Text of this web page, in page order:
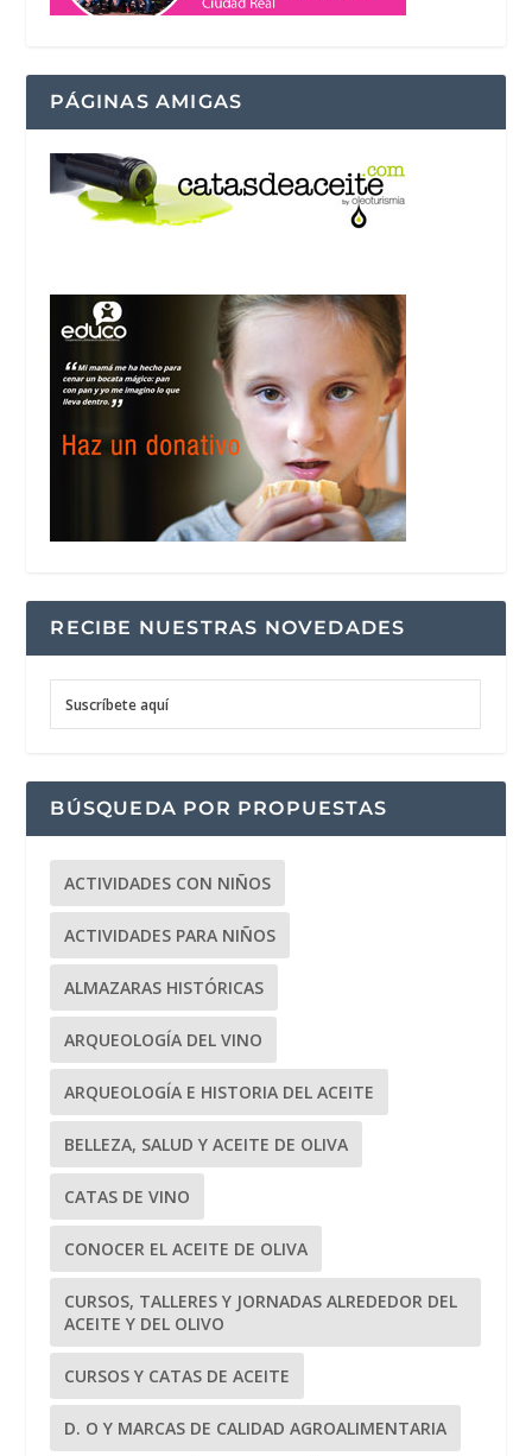
PÁGINAS AMIGAS
RECIBE NUESTRAS NOVEDADES
Suscríbete aquí
BÚSQUEDA POR PROPUESTAS
ACTIVIDADES CON NIÑOS
ACTIVIDADES PARA NIÑOS
ALMAZARAS HISTÓRICAS
ARQUEOLOGÍA DEL VINO
ARQUEOLOGÍA E HISTORIA DEL ACEITE
BELLEZA, SALUD Y ACEITE DE OLIVA
CATAS DE VINO
CONOCER EL ACEITE DE OLIVA
CURSOS, TALLERES Y JORNADAS ALREDEDOR DEL
ACEITE Y DEL OLIVO
CURSOS Y CATAS DE ACEITE
D. O Y MARCAS DE CALIDAD AGROALIMENTARIA